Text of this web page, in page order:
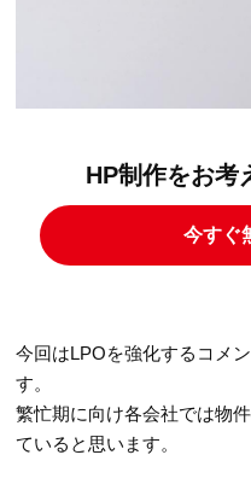
HP制作をお考
今すぐ
今回はLPOを強化するコメ
す。
繁忙期に向け各会社では物
ていると思います。